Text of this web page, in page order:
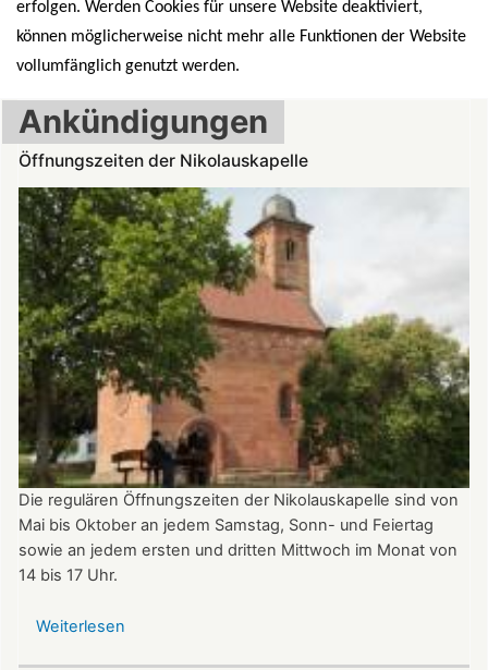
erfolgen. Werden Cookies für unsere Website deaktiviert,
können möglicherweise nicht mehr alle Funktionen der Website
vollumfänglich genutzt werden.
Ankündigungen
Öffnungszeiten der Nikolauskapelle
Die regulären Öffnungszeiten der Nikolauskapelle sind von
Mai bis Oktober an jedem Samstag, Sonn- und Feiertag
sowie an jedem ersten und dritten Mittwoch im Monat von
14 bis 17 Uhr.
Weiterlesen